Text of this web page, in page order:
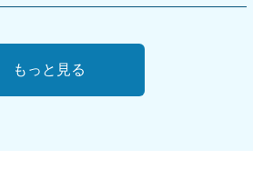
もっと見る